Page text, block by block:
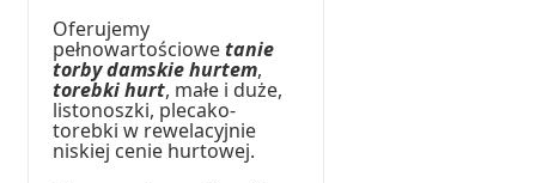
Oferujemy
pełnowartościowetanie
torby damskie hurtem,
torebki hurt, małe i duże,
listonoszki, plecako-
torebki w rewelacyjnie
niskiej cenie hurtowej.